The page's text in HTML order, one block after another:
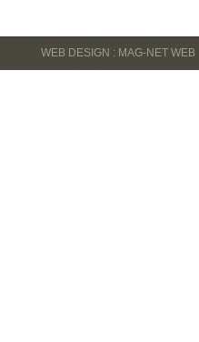
WEB DESIGN : MAG-NET WEB